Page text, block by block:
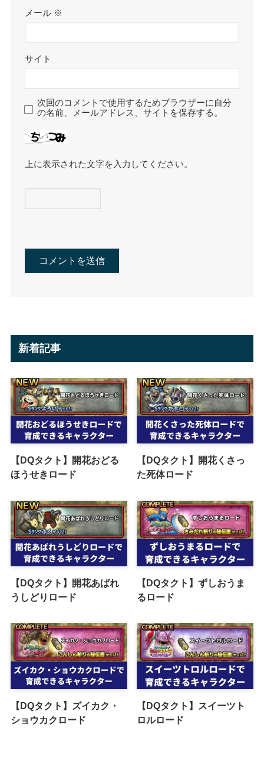
メール ※
サイト
次回のコメントで使用するためブラウザーに自分
の名前、メールアドレス、サイトを保存する。
上に表示された文字を入力してください。
新着記事
【DQタクト】開花おどる
ほうせきロード
【DQタクト】開花くさっ
た死体ロード
【DQタクト】開花あばれ
うしどりロード
【DQタクト】ずしおうま
るロード
【DQタクト】ズイカク・
ショウカクロード
【DQタクト】スイーツト
ロルロード